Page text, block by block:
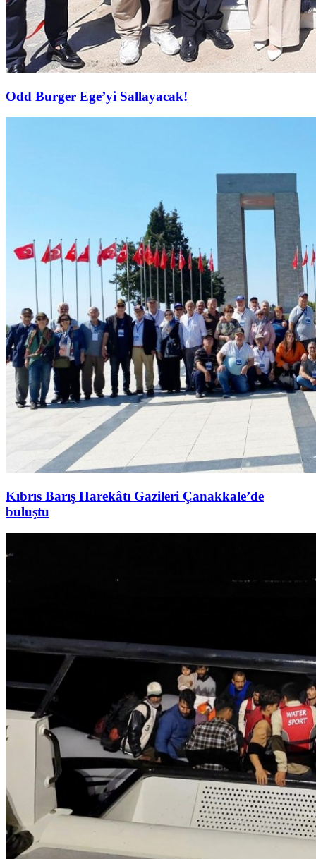
Odd Burger Ege’yi Sallayacak!
Kıbrıs Barış Harekâtı Gazileri Çanakkale’de
buluştu